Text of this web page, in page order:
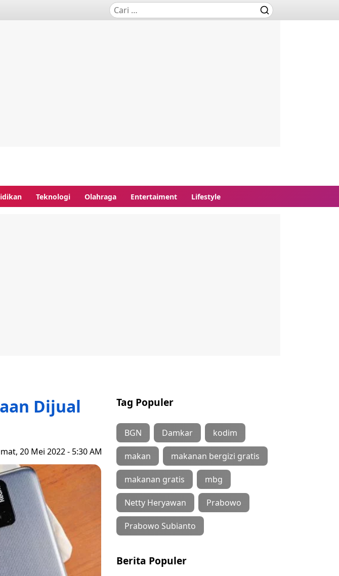
Teknologi Olahraga Entertaiment Lifestyle
Dijual
20 Mei 2022 - 5:30 AM
Tag Populer
BGN Damkar kodim
makan makanan bergizi gratis
makanan gratis mbg
Netty Heryawan Prabowo
Prabowo Subianto
Berita Populer